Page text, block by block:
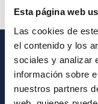
Esta página web
Las cookies de
el contenido y los
sociales y analizar
información sobre
nuestros partners
GENERAL INFORMATION
Contact